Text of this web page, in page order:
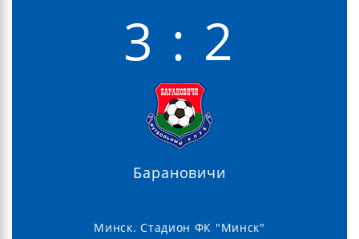
3 : 2
Барановичи
Минск. Стадион ФК "Минск"